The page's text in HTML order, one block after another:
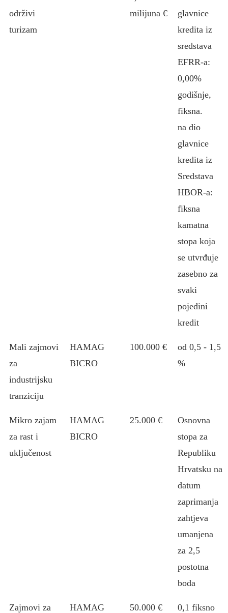
održivi
turizam
milijuna €
glavnice
kredita iz
sredstava
EFRR-a:
0,00%
godišnje,
fiksna.
na dio
glavnice
kredita iz
Sredstava
HBOR-a:
fiksna
kamatna
stopa koja
se utvrđuje
zasebno za
svaki
pojedini
kredit
Mali zajmovi
za
industrijsku
tranziciju
HAMAG
BICRO
100.000 €
od 0,5 - 1,5
%
Mikro zajam
za rast i
uključenost
HAMAG
BICRO
25.000 €
Osnovna
stopa za
Republiku
Hrvatsku na
datum
zaprimanja
zahtjeva
umanjena
za 2,5
postotna
boda
Zajmovi za
HAMAG
50.000 € 0,1 fiksno